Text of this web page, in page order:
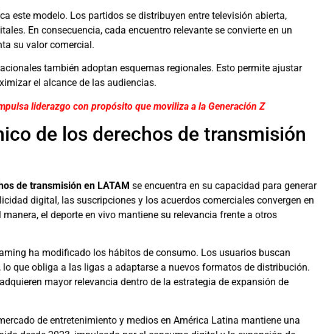
este modelo. Los partidos se distribuyen entre televisión abierta,
En consecuencia, cada encuentro relevante se convierte en un
su valor comercial.
también adoptan esquemas regionales. Esto permite ajustar
el alcance de las audiencias.
liderazgo con propósito que moviliza a la Generación Z
de los derechos de transmisión
de transmisión en LATAM se encuentra en su capacidad para generar
digital, las suscripciones y los acuerdos comerciales convergen en
el deporte en vivo mantiene su relevancia frente a otros
ha modificado los hábitos de consumo. Los usuarios buscan
que obliga a las ligas a adaptarse a nuevos formatos de distribución.
mayor relevancia dentro de la estrategia de expansión de
de entretenimiento y medios en América Latina mantiene una